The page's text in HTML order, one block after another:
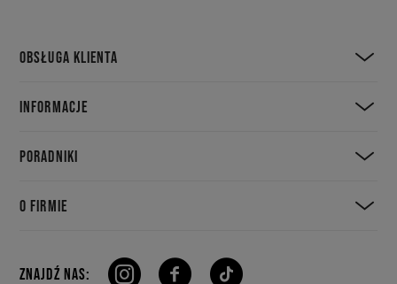
OBSŁUGA KLIENTA
INFORMACJE
PORADNIKI
O FIRMIE
ZNAJDŹ NAS: